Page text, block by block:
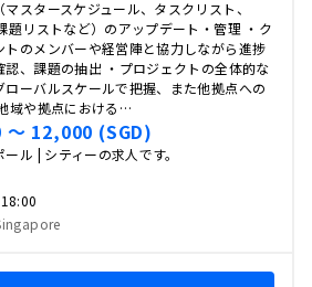
スタースケジュール、タスクリスト、
題リストなど）のアップデート・管理 ・ク
トのメンバーや経営陣と協力しながら進捗
認、課題の抽出 ・プロジェクトの全体的な
ローバルスケールで把握、また他拠点への
域や拠点における…
〜 12,000 (SGD)
ール | シティーの求人です。